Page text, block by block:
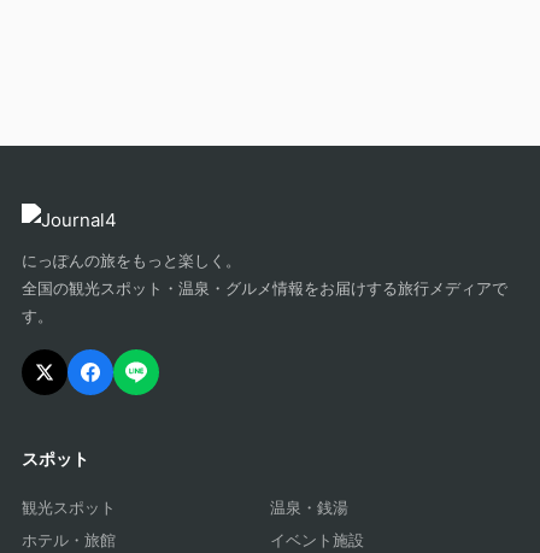
にっぽんの旅をもっと楽しく。
全国の観光スポット・温泉・グルメ情報をお届けする旅行メディアで
す。
スポット
観光スポット
温泉・銭湯
ホテル・旅館
イベント施設